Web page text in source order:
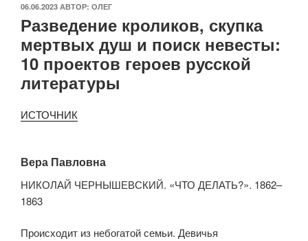
ОПУБЛИКОВАНО
06.06.2023 АВТОР: ОЛЕГ
Разведение кроликов, скупка
мертвых душ и поиск невесты:
10 проектов героев русской
литературы
ИСТОЧНИК
Вера Павловна
НИКОЛАЙ ЧЕРНЫШЕВСКИЙ. «ЧТО ДЕЛАТЬ?». 1862–
1863
Происходит из небогатой семьи. Девичья